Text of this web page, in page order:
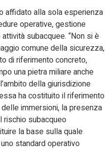
affidato alla sola esperienza
operative, gestione
subacquee. “Non si è
comune della sicurezza,
di riferimento concreto,
una pietra miliare anche
della giurisdizione
ha costituito il riferimento
immersioni, la presenza
rischio subacqueo
la base sulla quale
standard operativo